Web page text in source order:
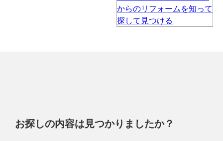
お探しの内容は見つかりましたか？